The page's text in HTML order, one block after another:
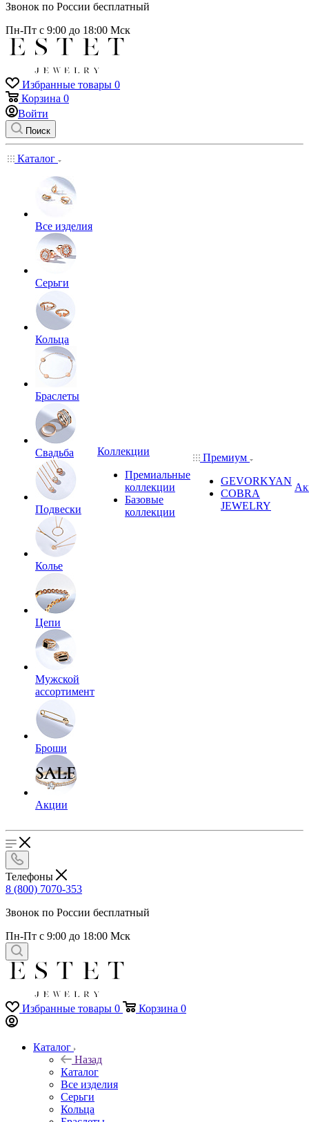
Звонок по России бесплатный
Пн-Пт с 9:00 до 18:00 Мск
Избранные товары 0
Корзина 0
Войти
Поиск
Каталог
Все изделия
Серьги
Кольца
Браслеты
Свадьба
Подвески
Колье
Цепи
Мужской
ассортимент
Броши
Акции
Коллекции
Премиальные
коллекции
Базовые
коллекции
Премиум
GEVORKYAN
COBRA
JEWELRY
Телефоны
8 (800) 7070-353
Звонок по России бесплатный
Пн-Пт с 9:00 до 18:00 Мск
Избранные товары 0 Корзина 0
Каталог
Назад
Каталог
Все изделия
Серьги
Кольца